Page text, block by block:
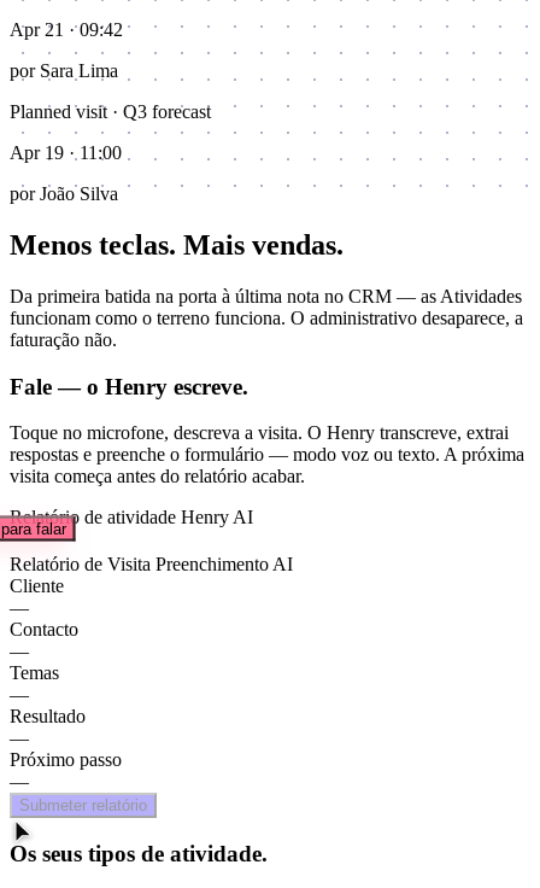
Apr 21 · 09:42
por Sara Lima
Planned visit · Q3 forecast
Apr 19 · 11:00
porJoão Silva
Menos teclas. Mais vendas.
Da primeira batida na porta à última nota no CRM — as Atividades
funcionam como o terreno funciona. O administrativo desaparece, a
faturação não.
Fale — o Henry escreve.
Toque no microfone, descreva a visita. O Henry transcreve, extrai
respostas e preenche o formulário — modo voz ou texto. A próxima
visita começa antes do relatório acabar.
Relatório de atividade Henry AI
falar
Relatório de Visita Preenchimento AI
Cliente
—
Contacto
—
Temas
—
Resultado
—
Próximo passo
—
Submeter relatório
Os seus tipos de atividade.